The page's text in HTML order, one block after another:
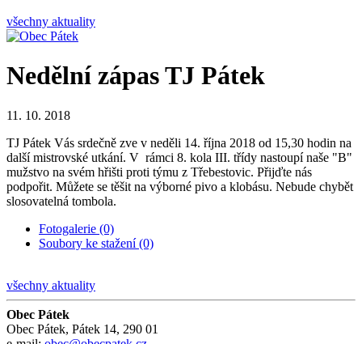
všechny aktuality
Nedělní zápas TJ Pátek
11. 10. 2018
TJ Pátek Vás srdečně zve v neděli 14. října 2018 od 15,30 hodin na
další mistrovské utkání. V rámci 8. kola III. třídy nastoupí naše "B"
mužstvo na svém hřišti proti týmu z Třebestovic. Přijďte nás
podpořit. Můžete se těšit na výborné pivo a klobásu. Nebude chybět
slosovatelná tombola.
Fotogalerie (0)
Soubory ke stažení (0)
všechny aktuality
Obec Pátek
Obec Pátek, Pátek 14, 290 01